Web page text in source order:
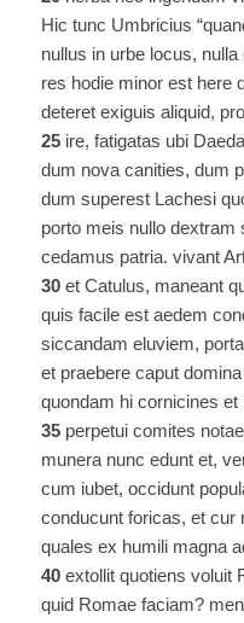
Hic tunc Umbricius
nullus in urbe locus,
res hodie minor est here
deteret exiguis aliquid,
25ire, fatigatas ubi
dum nova canities, dum
dum superest Lachesi
porto meis nullo dextram
cedamus patria. vivant
30et Catulus, maneant
quis facile est aedem
siccandam eluviem,
et praebere caput
quondam hi cornicines
35perpetui comites
munera nunc edunt et,
cum iubet, occidunt
conducunt foricas, et cur
quales ex humili magna
40extollit quotiens voluit
quid Romae faciam?